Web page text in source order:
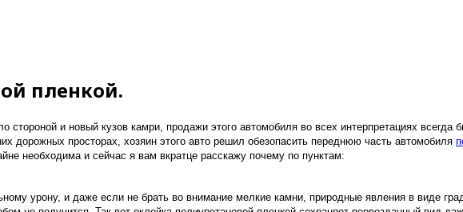
пленкой.
и новый кузов камри, продажи этого автомобиля во всех интерпретациях всегда
дорожных просторах, хозяин этого авто решил обезопасить переднюю часть автомобиля
необходима и сейчас я вам вкратце расскажу почему по пунктам:
урону, и даже если не брать во внимание мелкие камни, природные явления в виде